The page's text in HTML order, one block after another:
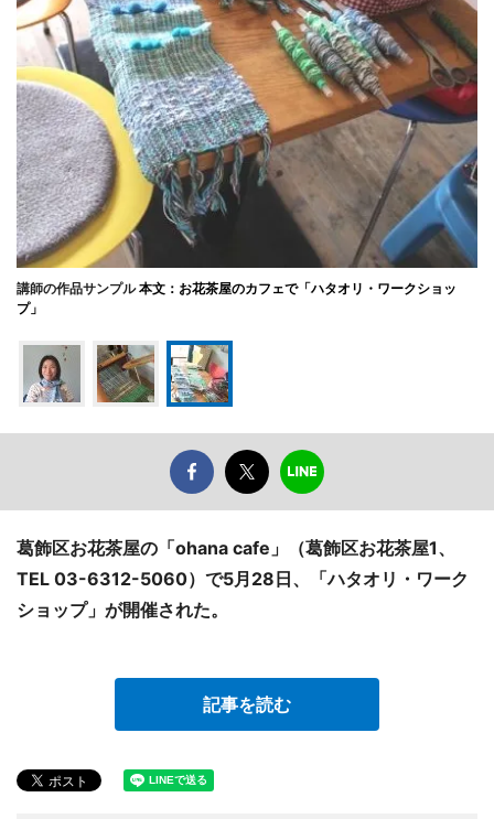
講師の作品サンプル本文：お花茶屋のカフェで「ハタオリ・ワークショッ
プ」
葛飾区お花茶屋の「ohana cafe」（葛飾区お花茶屋1、
TEL 03-6312-5060）で5月28日、「ハタオリ・ワーク
ショップ」が開催された。
記事を読む